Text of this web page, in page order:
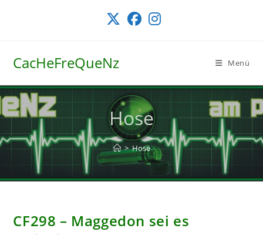
CacHeFreQueNz Menü
Hose
> Hose
CF298 – Maggedon sei es